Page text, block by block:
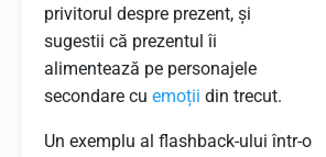
privitorul despre prezent, și
sugestii că prezentul îi
alimentează pe personajele
secondare cu emoții din trecut.
Un exemplu al flashback-ului într-o